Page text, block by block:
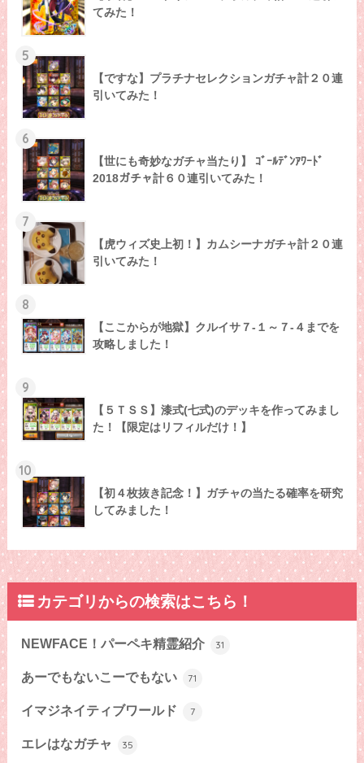
てみた！
5
【ですな】プラチナセレクションガチャ計２０連
引いてみた！
6
【世にも奇妙なガチャ当たり】 ｺﾞｰﾙﾃﾞﾝｱﾜｰﾄﾞ
2018ガチャ計６０連引いてみた！
7
【虎ウィズ史上初！】カムシーナガチャ計２０連
引いてみた！
8
【ここからが地獄】クルイサ７-１～７-４までを
攻略しました！
9
【５ＴＳＳ】漆式(七式)のデッキを作ってみまし
た！【限定はリフィルだけ！】
10
【初４枚抜き記念！】ガチャの当たる確率を研究
してみました！
カテゴリからの検索はこちら！
NEWFACE！パーペキ精霊紹介 31
あーでもないこーでもない 71
イマジネイティブワールド 7
エレはなガチャ 35